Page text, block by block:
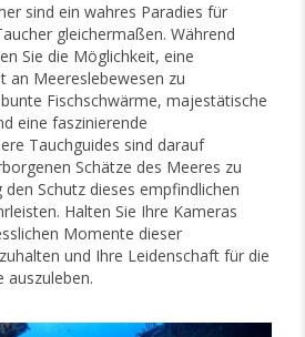
sind ein wahres Paradies für
gleichermaßen. Während
Sie die Möglichkeit, eine
an Meereslebewesen zu
Fischschwärme, majestätische
eine faszinierende
Tauchguides sind darauf
Schätze des Meeres zu
Schutz dieses empfindlichen
Halten Sie Ihre Kameras
Momente dieser
und Ihre Leidenschaft für die